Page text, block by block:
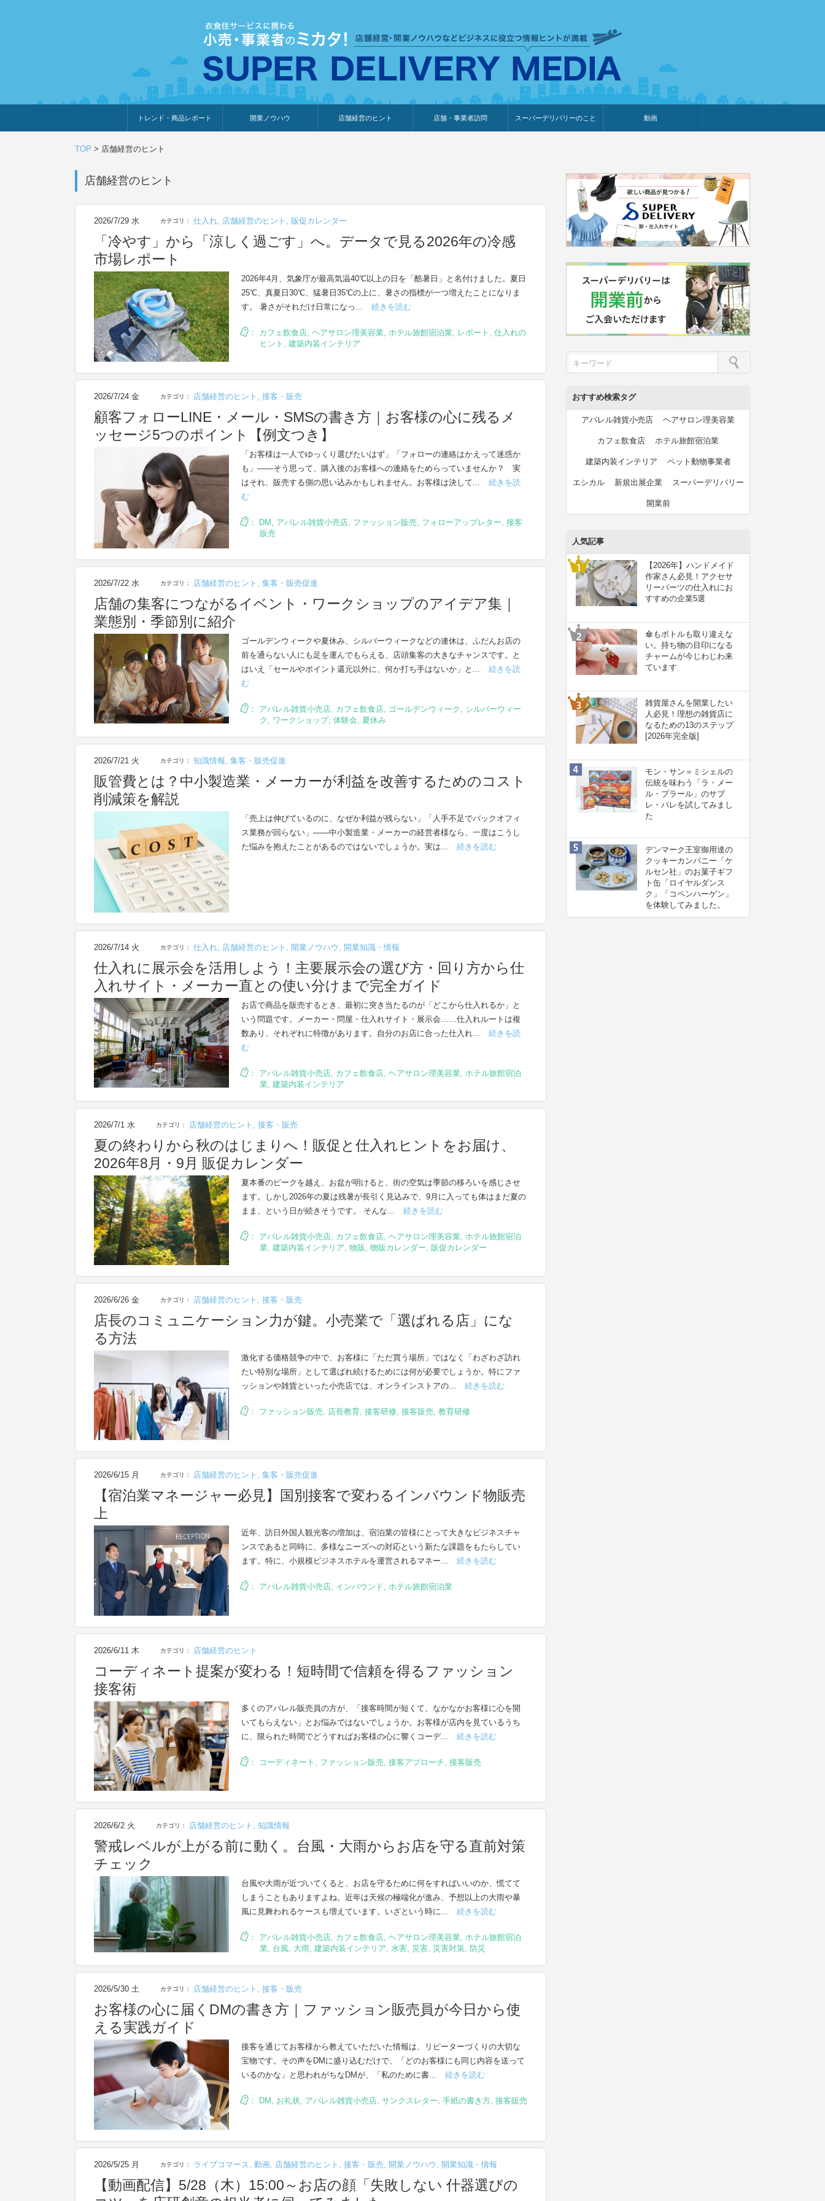
トレンド・商品レポート
トレンド・特集
人気ランキング
出展企業のおすすめ
商品体験・レビュー
暮らしの提案
開業ノウハウ 店舗経営のヒント 店舗・事業者訪問 スーパーデリバリーのこと 動画
TOP > 店舗経営のヒント
店舗経営のヒント
2026/7/29 水 カテゴリ： 仕入れ, 店舗経営のヒント , 販促カレンダー
「冷やす」から「涼しく過ごす」へ。データで見る2026年の冷感
市場レポート
2026年4月、気象庁が最高気温40℃以上の日を「酷暑日」と名付けました。夏日
25℃、真夏日30℃、猛暑日35℃の上に、暑さの指標が一つ増えたことになりま
す。 暑さがそれだけ日常になっ...
続きを読む
： カフェ飲食店, ヘアサロン理美容業, ホテル旅館宿泊業, レポート , 仕入れの
ヒント , 建築内装インテリア
2026/7/24 金 カテゴリ： 店舗経営のヒント 接客・販売
顧客フォローLINE・メール・SMSの書き方｜お客様の心に残るメ
ッセージ5つのポイント【例文つき】
「お客様は一人でゆっくり選びたいはず」「フォローの連絡はかえって迷惑か
も」——そう思って、購入後のお客様への連絡をためらっていませんか？ 実
はそれ、販売する側の思い込みかもしれません。お客様は決して...
続きを読
む
： DM アパレル雑貨小売店, ファッション販売 フォローアップレター 接客
販売
2026/7/22 水 カテゴリ： 店舗経営のヒント 集客・販売促進
店舗の集客につながるイベント・ワークショップのアイデア集｜
業態別・季節別に紹介
ゴールデンウィークや夏休み、シルバーウィークなどの連休は、ふだんお店の
前を通らない人にも足を運んでもらえる、店頭集客の大きなチャンスです。と
はいえ「セールやポイント還元以外に、何か打ち手はないか」と...
続きを読
む
： アパレル雑貨小売店, カフェ飲食店, ゴールデンウィーク
シルバーウィー
ク
ワークショップ, 体験会 夏休み
2026/7/21 火 カテゴリ： 知識情報 集客・販売促進
販管費とは？中小製造業・メーカーが利益を改善するためのコスト
削減策を解説
「売上は伸びているのに、なぜか利益が残らない」「人手不足でバックオフィ
ス業務が回らない」——中小製造業・メーカーの経営者様なら、一度はこうし
た悩みを抱えたことがあるのではないでしょうか。実は...
続きを読む
2026/7/14 火 カテゴリ： 仕入れ 店舗経営のヒント 開業ノウハウ 開業知識・情報
仕入れに展示会を活用しよう！主要展示会の選び方・回り方から仕
入れサイト・メーカー直との使い分けまで完全ガイド
お店で商品を販売するとき、最初に突き当たるのが「どこから仕入れるか」と
いう問題です。メーカー・問屋・仕入れサイト・展示会……仕入れルートは複
数あり、それぞれに特徴があります。自分のお店に合った仕入れ...
続きを読
む
： アパレル雑貨小売店, カフェ飲食店, ヘアサロン理美容業
ホテル旅館宿泊
業 建築内装インテリア
2026/7/1 水 カテゴリ： 店舗経営のヒント 接客・販売
夏の終わりから秋のはじまりへ！販促と仕入れヒントをお届け、
2026年8月・9月 販促カレンダー
夏本番のピークを越え、お盆が明けると、街の空気は季節の移ろいを感じさせ
ます。しかし2026年の夏は残暑が長引く見込みで、9月に入っても体はまだ夏の
まま、という日が続きそうです。 そんな...
続きを読む
： アパレル雑貨小売店, カフェ飲食店, ヘアサロン理美容業
ホテル旅館宿泊
業 建築内装インテリア 物販 物販カレンダー 販促カレンダー
2026/6/26 金 カテゴリ： 店舗経営のヒント , 接客・販売
店長のコミュニケーション力が鍵。小売業で「選ばれる店」にな
る方法
激化する価格競争の中で、お客様に「ただ買う場所」ではなく「わざわざ訪れ
たい特別な場所」として選ばれ続けるためには何が必要でしょうか。特にファ
ッションや雑貨といった小売店では、オンラインストアの...
続きを読む
： ファッション販売, 店長教育, 接客研修, 接客販売, 教育研修
2026/6/15 月 カテゴリ： 店舗経営のヒント , 集客・販売促進
【宿泊業マネージャー必見】国別接客で変わるインバウンド物販売
上
近年、訪日外国人観光客の増加は、宿泊業の皆様にとって大きなビジネスチャ
ンスであると同時に、多様なニーズへの対応という新たな課題をもたらしてい
ます。特に、小規模ビジネスホテルを運営されるマネー...
続きを読む
： アパレル雑貨小売店, インバウンド, ホテル旅館宿泊業
2026/6/11 木 カテゴリ： 店舗経営のヒント
コーディネート提案が変わる！短時間で信頼を得るファッション
接客術
多くのアパレル販売員の方が、「接客時間が短くて、なかなかお客様に心を開
いてもらえない」とお悩みではないでしょうか。お客様が店内を見ているうち
に、限られた時間でどうすればお客様の心に響くコーデ...
続きを読む
： コーディネート ファッション販売 接客アプローチ 接客販売
2026/6/2 火 カテゴリ： 店舗経営のヒント , 知識情報
警戒レベルが上がる前に動く。台風・大雨からお店を守る直前対策
チェック
台風や大雨が近づいてくると、お店を守るために何をすればいいのか、慌てて
しまうこともありますよね。近年は天候の極端化が進み、予想以上の大雨や暴
風に見舞われるケースも増えています。いざという時に...
続きを読む
： アパレル雑貨小売店, カフェ飲食店, ヘアサロン理美容業, ホテル旅館宿泊
業, 台風, 大雨, 建築内装インテリア, 水害, 災害, 災害対策, 防災
2026/5/30 土 カテゴリ： 店舗経営のヒント , 接客・販売
お客様の心に届くDMの書き方｜ファッション販売員が今日から使
える実践ガイド
接客を通じてお客様から教えていただいた情報は、リピーターづくりの大切な
宝物です。その声をDMに盛り込むだけで、「どのお客様にも同じ内容を送って
いるのかな」と思われがちなDMが、「私のために書...
続きを読む
： DM , お礼状, アパレル雑貨小売店, サンクスレター, 手紙の書き方, 接客販売
2026/5/25 月 カテゴリ： ライブコマース 動画 店舗経営のヒント 接客・販売 開業ノウハウ 開業知識・情報
【動画配信】5/28（木）15:00～お店の顔「失敗しない 什器選びの
おすすめ検索タグ
アパレル雑貨小売店 ヘアサロン理美容業
カフェ飲食店 ホテル旅館宿泊業
建築内装インテリア ペット動物事業者
エシカル 新規出展企業 スーパーデリバリー
開業前
人気記事
【2026年】ハンドメイド
作家さん必見！アクセサ
リーパーツの仕入れにお
すすめの企業5選
傘もボトルも取り違えな
い。持ち物の目印になる
チャームが今じわじわ来
ています
雑貨屋さんを開業したい
人必見！理想の雑貨店に
なるための13のステップ
[2026年完全版]
モン・サン＝ミシェルの
伝統を味わう「ラ・メー
ル・プラール」のサブ
レ・パレを試してみまし
た
デンマーク王室御用達の
クッキーカンパニー「ケ
ルセン社」のお菓子ギフ
ト缶「ロイヤルダンス
ク」「コペンハーゲン」
を体験してみました。